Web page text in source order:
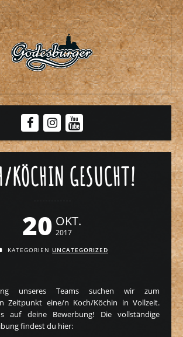
KÖCHIN GESUCHT!
20 OKT.
2017
KATEGORIEN UNCATEGORIZED
unseres Teams suchen wir zum
Zeitpunkt eine/n Koch/Köchin in Vollzeit.
auf deine Bewerbung! Die vollständige
findest du hier: